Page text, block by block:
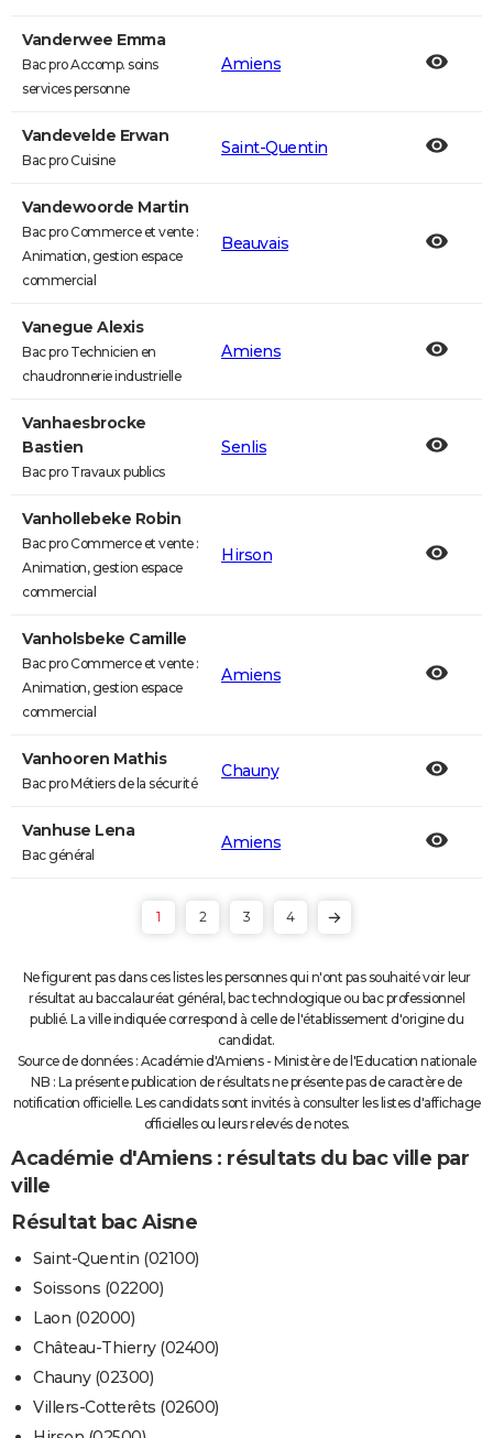
Vanderwee Emma
Bac pro Accomp. soins
services personne
Amiens
Vandevelde Erwan
Bac pro Cuisine
Saint-Quentin
Vandewoorde Martin
Bac pro Commerce et vente :
Animation, gestion espace
commercial
Beauvais
Vanegue Alexis
Bac pro Technicien en
chaudronnerie industrielle
Amiens
Vanhaesbrocke
Bastien
Bac pro Travaux publics
Senlis
Vanhollebeke Robin
Bac pro Commerce et vente :
Animation, gestion espace
commercial
Hirson
Vanholsbeke Camille
Bac pro Commerce et vente :
Animation, gestion espace
commercial
Amiens
Vanhooren Mathis
Bac pro Métiers de la sécurité
Chauny
Vanhuse Lena
Bac général
Amiens
1 2 3 4
Ne figurent pas dans ces listes les personnes qui n'ont pas souhaité voir leur
résultat au baccalauréat général, bac technologique ou bac professionnel
publié. La ville indiquée correspond à celle de l'établissement d'origine du
candidat.
Source de données : Académie d'Amiens - Ministère de l'Education nationale
NB : La présente publication de résultats ne présente pas de caractère de
notification officielle. Les candidats sont invités à consulter les listes d'affichage
officielles ou leurs relevés de notes.
Académie d'Amiens : résultats du bac ville par
ville
Résultat bac Aisne
Saint-Quentin (02100)
Soissons (02200)
Laon (02000)
Château-Thierry (02400)
Chauny (02300)
Villers-Cotterêts (02600)